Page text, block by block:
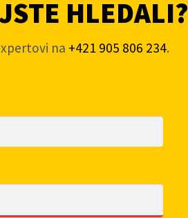
HLEDALI?
na +421 905 806 234.